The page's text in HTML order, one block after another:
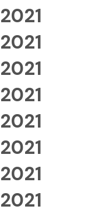
2021
2021
2021
2021
2021
2021
2021
2021